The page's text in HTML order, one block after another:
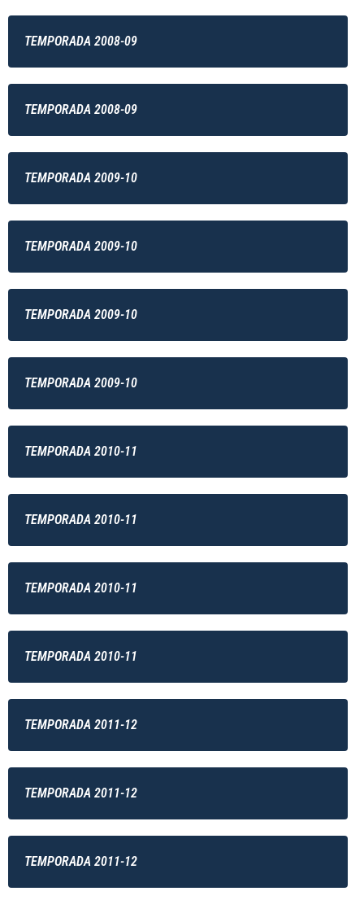
TEMPORADA 2008-09
TEMPORADA 2008-09
TEMPORADA 2009-10
TEMPORADA 2009-10
TEMPORADA 2009-10
TEMPORADA 2009-10
TEMPORADA 2010-11
TEMPORADA 2010-11
TEMPORADA 2010-11
TEMPORADA 2010-11
TEMPORADA 2011-12
TEMPORADA 2011-12
TEMPORADA 2011-12